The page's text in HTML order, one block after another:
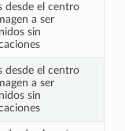
desde el centro
a ser
sin
desde el centro
a ser
sin